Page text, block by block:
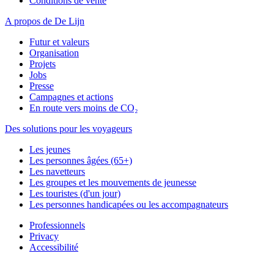
A propos de De Lijn
Futur et valeurs
Organisation
Projets
Jobs
Presse
Campagnes et actions
En route vers moins de CO₂
Des solutions pour les voyageurs
Les jeunes
Les personnes âgées (65+)
Les navetteurs
Les groupes et les mouvements de jeunesse
Les touristes (d'un jour)
Les personnes handicapées ou les accompagnateurs
Professionnels
Privacy
Accessibilité